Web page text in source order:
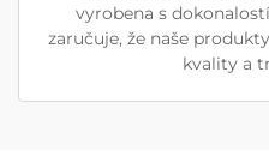
vyrobena s
zaručuje, že naše
kvality a